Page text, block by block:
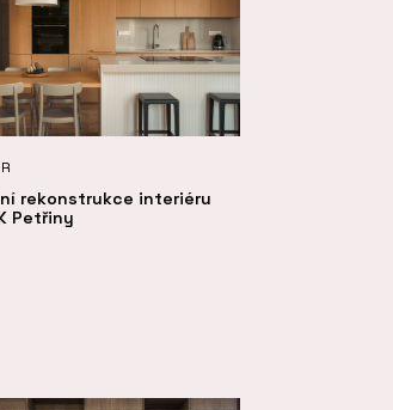
rekonstrukce interiéru
Petřiny